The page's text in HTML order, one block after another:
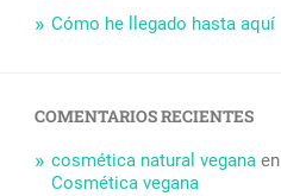
Cómo he llegado hasta aquí
COMENTARIOS RECIENTES
cosmética natural vegana en
Cosmética vegana